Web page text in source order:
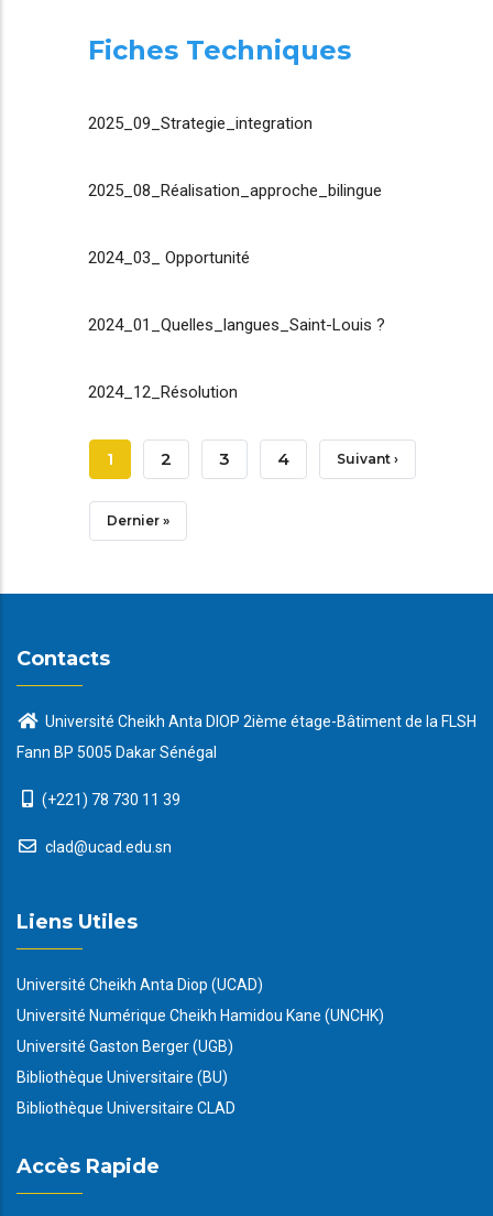
Fiches Techniques
2025_09_Strategie_integration
2025_08_Réalisation_approche_bilingue
2024_03_ Opportunité
2024_01_Quelles_langues_Saint-Louis ?
2024_12_Résolution
Pagination
Page
Courante
1 Page
2 Page
3 Page
4 Page
Suivant ›
Dernière
Dernier »
Contacts
Université Cheikh Anta DIOP 2ième étage-Bâtiment de la FLSH
Fann BP 5005 Dakar Sénégal
(+221) 78 730 11 39
clad@ucad.edu.sn
Liens Utiles
Université Cheikh Anta Diop (UCAD)
Université Numérique Cheikh Hamidou Kane (UNCHK)
Université Gaston Berger (UGB)
Bibliothèque Universitaire (BU)
Bibliothèque Universitaire CLAD
Accès Rapide